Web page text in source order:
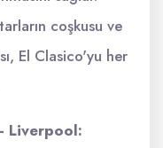
coşkusu ve
El Clasico'yu her
Liverpool: